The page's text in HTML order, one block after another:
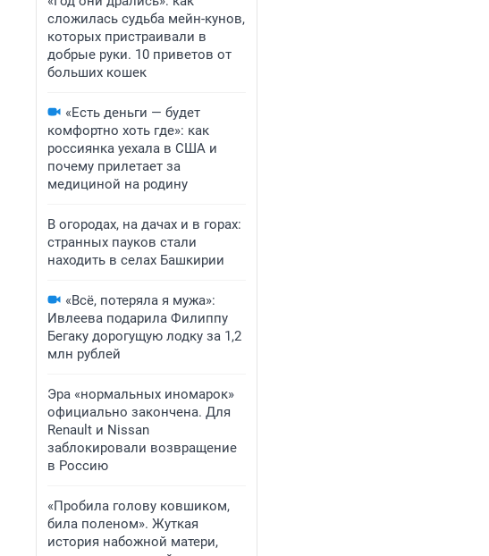
сложилась судьба мейн-кунов,
которых пристраивали в
добрые руки. 10 приветов от
больших кошек
«Есть деньги — будет
комфортно хоть где»: как
россиянка уехала в США и
почему прилетает за
медициной на родину
В огородах, на дачах и в горах:
странных пауков стали
находить в селах Башкирии
«Всё, потеряла я мужа»:
Ивлеева подарила Филиппу
Бегаку дорогущую лодку за 1,2
млн рублей
Эра «нормальных иномарок»
официально закончена. Для
Renault и Nissan
заблокировали возвращение
в Россию
«Пробила голову ковшиком,
била поленом». Жуткая
история набожной матери,